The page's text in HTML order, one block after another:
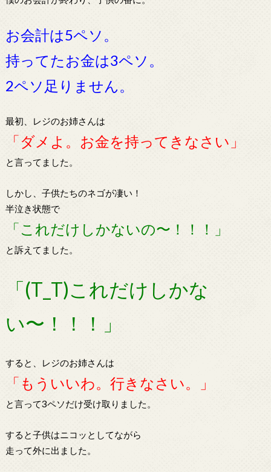
お会計は5ペソ。
持ってたお金は3ペソ。
2ペソ足りません。
最初、レジのお姉さんは
「ダメよ。お金を持ってきなさい」
と言ってました。
しかし、子供たちのネゴが凄い！
半泣き状態で
「これだけしかないの〜！！！」
と訴えてました。
「(T_T)これだけしかな
い〜！！！」
すると、レジのお姉さんは
「もういいわ。行きなさい。」
と言って3ペソだけ受け取りました。
すると子供はニコッとしてながら
走って外に出ました。